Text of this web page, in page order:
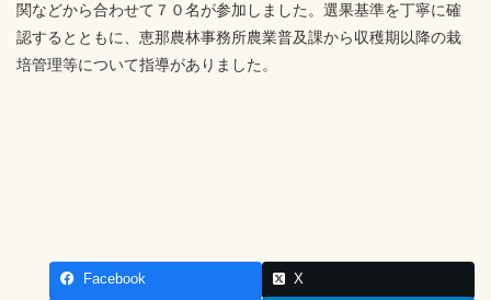
関などから合わせて７０名が参加しました。選果基準を丁寧に確
認するとともに、恵那農林事務所農業普及課から収穫期以降の栽
培管理等について指導がありました。
Facebook X